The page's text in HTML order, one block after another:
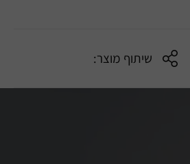
שיתוף מוצר: